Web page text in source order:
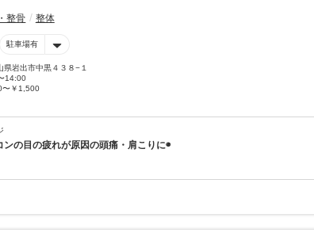
整骨 整体
駐車場有
県岩出市中黒４３８−１
14:00
〜￥1,500
ンの目の疲れが原因の頭痛・肩こりに◉